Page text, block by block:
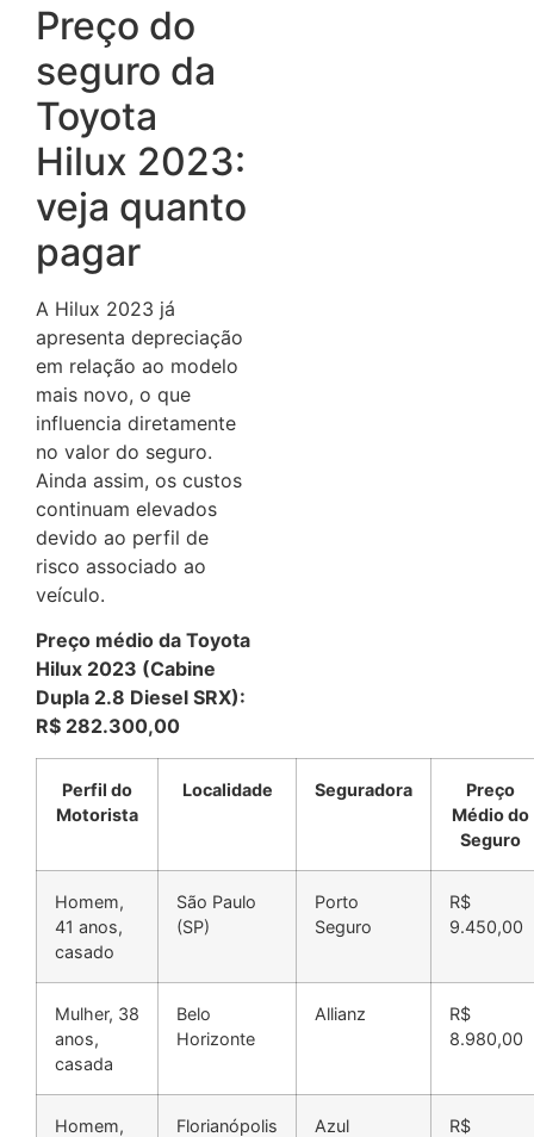
Preço do
seguro da
Toyota
Hilux 2023:
veja quanto
pagar
A Hilux 2023 já
apresenta depreciação
em relação ao modelo
mais novo, o que
influencia diretamente
no valor do seguro.
Ainda assim, os custos
continuam elevados
devido ao perfil de
risco associado ao
veículo.
Preço médio da Toyota
Hilux 2023 (Cabine
Dupla 2.8 Diesel SRX):
R$ 282.300,00
Perfil do
Motorista
Localidade Seguradora
Preço
Médio do
Seguro
Homem,
41 anos,
casado
São Paulo
(SP)
Porto
Seguro
R$
9.450,00
Mulher, 38
anos,
casada
Belo
Horizonte
Allianz
R$
8.980,00
Homem,
Florianópolis
Azul
R$